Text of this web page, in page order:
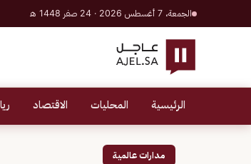
الجمعة، 7 أغسطس 2026 · 24 صفر 1448 هـ
الرئيسية المحليات الاقتصاد
مدارات عالمية